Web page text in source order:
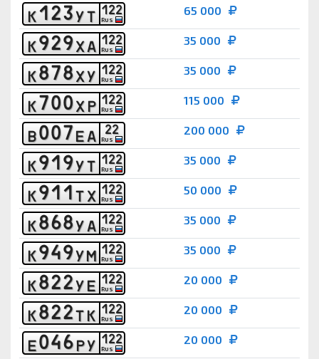
К123УТ 122
RUS
65 000
К929ХА 122
RUS
35 000
К878ХУ 122
RUS
35 000
К700ХР 122
RUS
115 000
В007ЕА 22
RUS
200 000
К919УТ 122
RUS
35 000
К911Т Х 122
RUS
50 000
К868УА 122
RUS
35 000
К949УМ 122
RUS
35 000
К822УЕ 122
RUS
20 000
К822ТК 122
RUS
20 000
Е046РУ 122
RUS
20 000